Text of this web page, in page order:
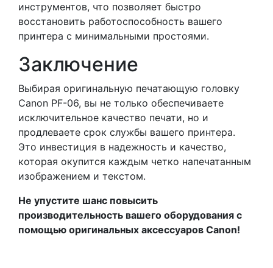
инструментов, что позволяет быстро
восстановить работоспособность вашего
принтера с минимальными простоями.
Заключение
Выбирая оригинальную печатающую головку
Canon PF-06, вы не только обеспечиваете
исключительное качество печати, но и
продлеваете срок службы вашего принтера.
Это инвестиция в надежность и качество,
которая окупится каждым четко напечатанным
изображением и текстом.
Не упустите шанс повысить
производительность вашего оборудования с
помощью оригинальных аксессуаров Canon!